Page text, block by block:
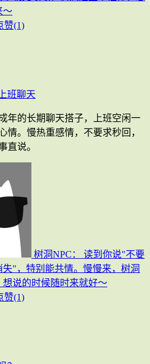
～
赞(1)
班聊天
年的长期聊天搭子，上班空闲一
情。慢热重感情，不要求秒回，
直说。
树洞NPC：
读到你说"不要
"，特别能共情。慢慢来，树洞
说的时候随时来就好～
赞(1)